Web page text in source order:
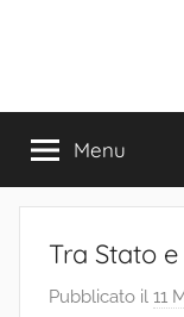
Menu
Tra Stato
Pubblicato il 11